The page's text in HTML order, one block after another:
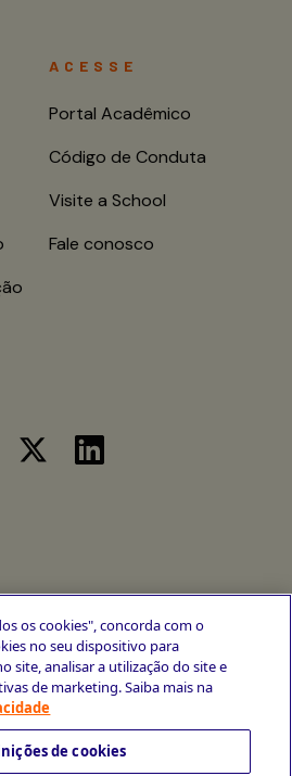
ACESSE
Portal Acadêmico
Código de Conduta
Visite a School
Fale conosco
os cookies", concorda com o
no seu dispositivo para
site, analisar a utilização do site e
de marketing. Saiba mais na
de cookies